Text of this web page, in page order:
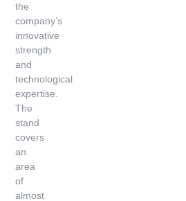
the
company’s
innovative
strength
and
technological
expertise.
The
stand
covers
an
area
of
almost